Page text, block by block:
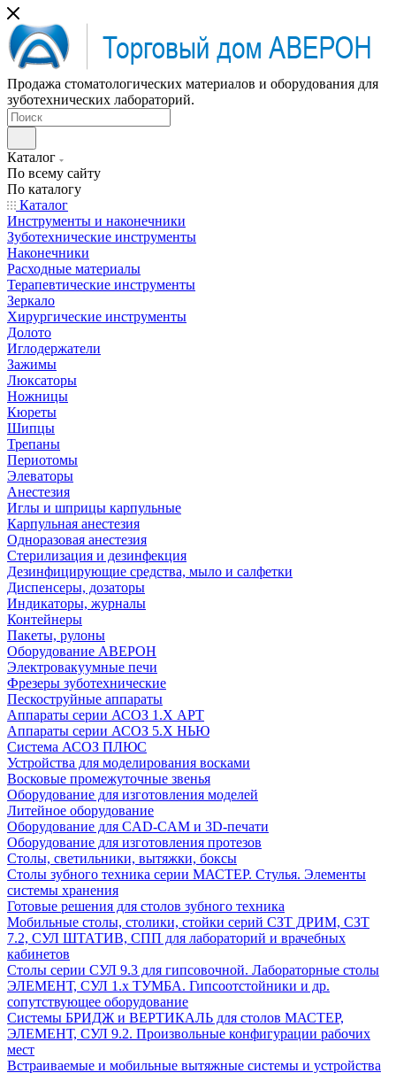
Продажа стоматологических материалов и оборудования для
зуботехнических лабораторий.
Каталог
По всему сайту
По каталогу
Каталог
Инструменты и наконечники
Зуботехнические инструменты
Наконечники
Расходные материалы
Терапевтические инструменты
Зеркало
Хирургические инструменты
Долото
Иглодержатели
Зажимы
Люксаторы
Ножницы
Кюреты
Шипцы
Трепаны
Периотомы
Элеваторы
Анестезия
Иглы и шприцы карпульные
Карпульная анестезия
Одноразовая анестезия
Стерилизация и дезинфекция
Дезинфицирующие средства, мыло и салфетки
Диспенсеры, дозаторы
Индикаторы, журналы
Контейнеры
Пакеты, рулоны
Оборудование АВЕРОН
Электровакуумные печи
Фрезеры зуботехнические
Пескоструйные аппараты
Аппараты серии АСОЗ 1.Х АРТ
Аппараты серии АСОЗ 5.Х НЬЮ
Система АСОЗ ПЛЮС
Устройства для моделирования восками
Восковые промежуточные звенья
Оборудование для изготовления моделей
Литейное оборудование
Оборудование для CAD-CAM и 3D-печати
Оборудование для изготовления протезов
Cтолы, светильники, вытяжки, боксы
Столы зубного техника серии МАСТЕР. Стулья. Элементы
системы хранения
Готовые решения для столов зубного техника
Мобильные столы, столики, стойки серий СЗТ ДРИМ, СЗТ
7.2, СУЛ ШТАТИВ, СПП для лабораторий и врачебных
кабинетов
Столы серии СУЛ 9.3 для гипсовочной. Лабораторные столы
ЭЛЕМЕНТ, СУЛ 1.х ТУМБА. Гипсоотстойники и др.
сопутствующее оборудование
Системы БРИДЖ и ВЕРТИКАЛЬ для столов МАСТЕР,
ЭЛЕМЕНТ, СУЛ 9.2. Произвольные конфигурации рабочих
мест
Встраиваемые и мобильные вытяжные системы и устройства